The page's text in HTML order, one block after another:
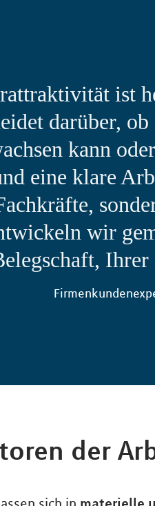
ist
darüber,
kann
eine klare
wir
der